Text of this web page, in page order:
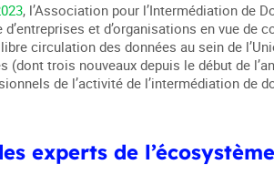
, l’Association pour l’Intermédiation de
et d’organisations en vue de
circulation des données au sein de
(dont trois nouveaux depuis le début de
de l’activité de l’intermédiation de
experts de